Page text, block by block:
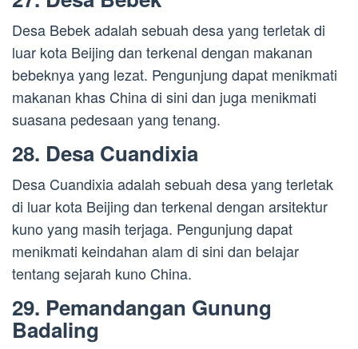
Desa Bebek adalah sebuah desa yang terletak di
luar kota Beijing dan terkenal dengan makanan
bebeknya yang lezat. Pengunjung dapat menikmati
makanan khas China di sini dan juga menikmati
suasana pedesaan yang tenang.
28. Desa Cuandixia
Desa Cuandixia adalah sebuah desa yang terletak
di luar kota Beijing dan terkenal dengan arsitektur
kuno yang masih terjaga. Pengunjung dapat
menikmati keindahan alam di sini dan belajar
tentang sejarah kuno China.
29. Pemandangan Gunung
Badaling